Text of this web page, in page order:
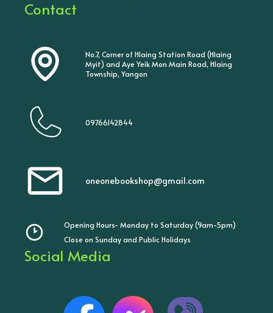
Contact
No.7, Corner of Hlaing Station Road (Hlaing
Myit) and Aye Yeik Mon Main Road, Hlaing
Township, Yangon
09766142844
oneonebookshop@gmail.com
Opening Hours- Monday to Saturday (9am-5pm)
Close on Sunday and Public Holidays
Social Media